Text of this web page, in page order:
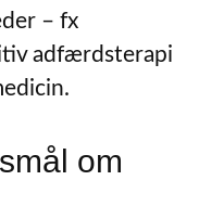
– fx
adfærdsterapi
om